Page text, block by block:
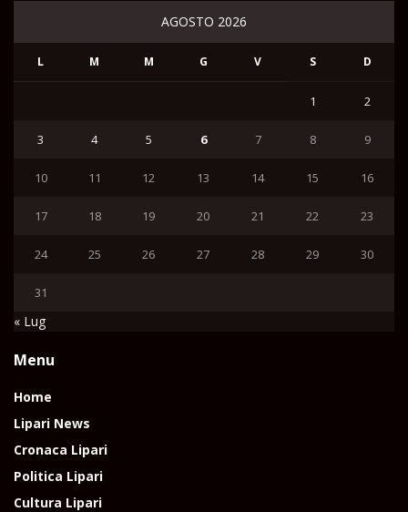
AGOSTO 2026
L M M G V S D
1 2
3 4 5 6 7 8 9
10 11 12 13 14 15 16
17 18 19 20 21 22 23
24 25 26 27 28 29 30
31
« Lug
Menu
Home
Lipari News
Cronaca Lipari
Politica Lipari
Cultura Lipari